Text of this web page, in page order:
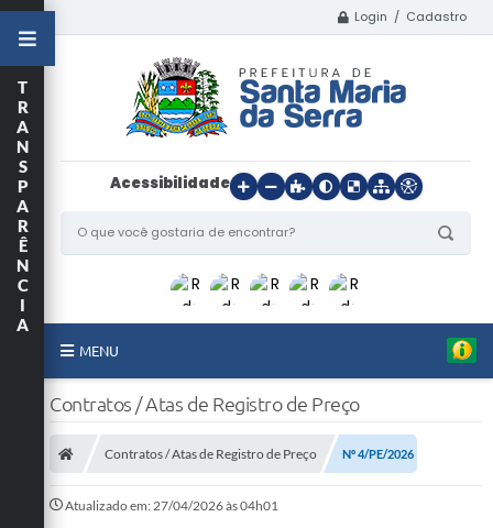
Login / Cadastro
Acessibilidade
MENU
Início
T
R
A
N
S
P
A
R
Ê
N
C
I
A
Contratos / Atas de Registro de Preço
Contratos / Atas de Registro de Preço Nº 4/PE/2026
Atualizado em: 27/04/2026 às 04h01